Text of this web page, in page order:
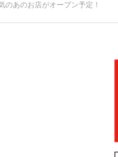
のあのお店がオープン予定！